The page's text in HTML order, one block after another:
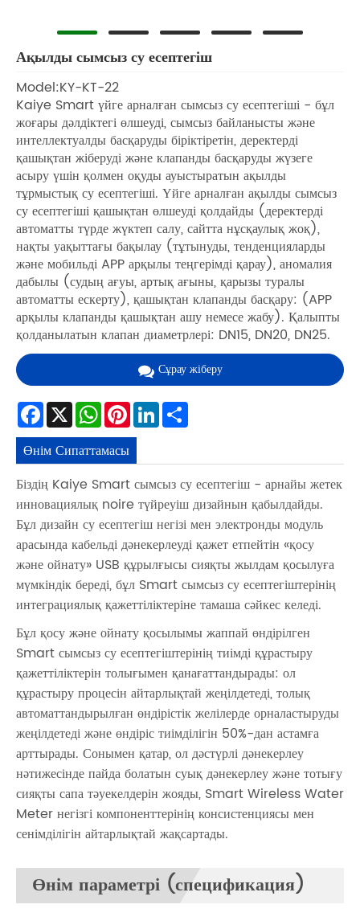
Ақылды сымсыз су есептегіш
Model:KY-KT-22
Kaiye Smart үйге арналған сымсыз су есептегіші - бұл
жоғары дәлдіктегі өлшеуді, сымсыз байланысты және
интеллектуалды басқаруды біріктіретін, деректерді
қашықтан жіберуді және клапанды басқаруды жүзеге
асыру үшін қолмен оқуды ауыстыратын ақылды
тұрмыстық су есептегіші. Үйге арналған ақылды сымсыз
су есептегіші қашықтан өлшеуді қолдайды (деректерді
автоматты түрде жүктеп салу, сайтта нұсқаулық жоқ),
нақты уақыттағы бақылау (тұтынуды, тенденцияларды
және мобильді APP арқылы теңгерімді қарау), аномалия
дабылы (судың ағуы, артық ағыны, қарызы туралы
автоматты ескерту), қашықтан клапанды басқару: (APP
арқылы клапанды қашықтан ашу немесе жабу). Қалыпты
қолданылатын клапан диаметрлері: DN15, DN20, DN25.
Сұрау жіберу
Facebook
X WhatsApp
Pinterest
LinkedIn
Өнім Сипаттамасы
Біздің Kaiye Smart сымсыз су есептегіш - арнайы жетек
инновациялық noire түйреуіш дизайнын қабылдайды.
Бұл дизайн су есептегіш негізі мен электронды модуль
арасында кабельді дәнекерлеуді қажет етпейтін «қосу
және ойнату» USB құрылғысы сияқты жылдам қосылуға
мүмкіндік береді, бұл Smart сымсыз су есептегіштерінің
интеграциялық қажеттіліктеріне тамаша сәйкес келеді.
Бұл қосу және ойнату қосылымы жаппай өндірілген
Smart сымсыз су есептегіштерінің тиімді құрастыру
қажеттіліктерін толығымен қанағаттандырады: ол
құрастыру процесін айтарлықтай жеңілдетеді, толық
автоматтандырылған өндірістік желілерде орналастыруды
жеңілдетеді және өндіріс тиімділігін 50%-дан астамға
арттырады. Сонымен қатар, ол дәстүрлі дәнекерлеу
нәтижесінде пайда болатын суық дәнекерлеу және тотығу
сияқты сапа тәуекелдерін жояды, Smart Wireless Water
Meter негізгі компоненттерінің консистенциясы мен
сенімділігін айтарлықтай жақсартады.
Өнім параметрі (спецификация)